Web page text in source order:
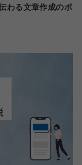
わる文章作成のポ